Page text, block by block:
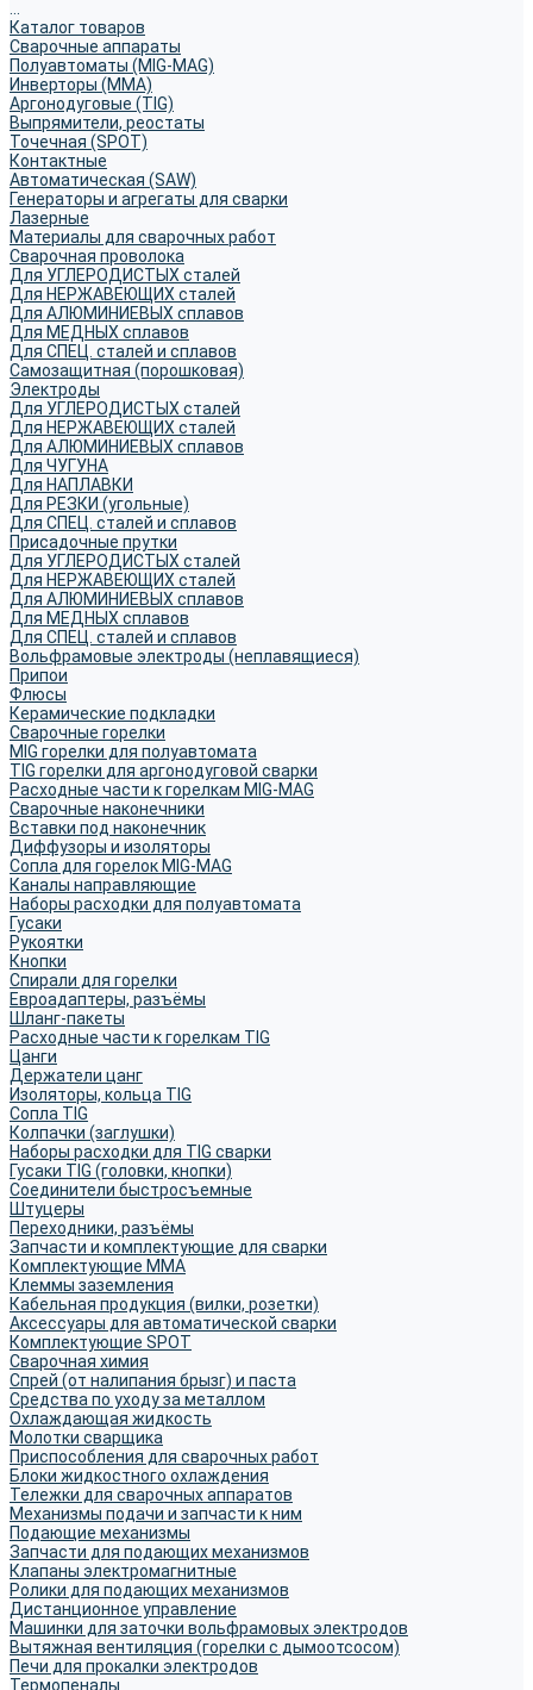
Каталог товаров
Сварочные аппараты
Полуавтоматы (MIG-MAG)
Инверторы (MMA)
Аргонодуговые (TIG)
Выпрямители, реостаты
Точечная (SPOT)
Контактные
Автоматическая (SAW)
Генераторы и агрегаты для сварки
Лазерные
Материалы для сварочных работ
Сварочная проволока
Для УГЛЕРОДИСТЫХ сталей
Для НЕРЖАВЕЮЩИХ сталей
Для АЛЮМИНИЕВЫХ сплавов
Для МЕДНЫХ сплавов
Для СПЕЦ. сталей и сплавов
Самозащитная (порошковая)
Электроды
Для УГЛЕРОДИСТЫХ сталей
Для НЕРЖАВЕЮЩИХ сталей
Для АЛЮМИНИЕВЫХ сплавов
Для ЧУГУНА
Для НАПЛАВКИ
Для РЕЗКИ (угольные)
Для СПЕЦ. сталей и сплавов
Присадочные прутки
Для УГЛЕРОДИСТЫХ сталей
Для НЕРЖАВЕЮЩИХ сталей
Для АЛЮМИНИЕВЫХ сплавов
Для МЕДНЫХ сплавов
Для СПЕЦ. сталей и сплавов
Вольфрамовые электроды (неплавящиеся)
Припои
Флюсы
Керамические подкладки
Сварочные горелки
MIG горелки для полуавтомата
TIG горелки для аргонодуговой сварки
Расходные части к горелкам MIG-MAG
Сварочные наконечники
Вставки под наконечник
Диффузоры и изоляторы
Сопла для горелок MIG-MAG
Каналы направляющие
Наборы расходки для полуавтомата
Гусаки
Рукоятки
Кнопки
Спирали для горелки
Евроадаптеры, разъёмы
Шланг-пакеты
Расходные части к горелкам TIG
Цанги
Держатели цанг
Изоляторы, кольца TIG
Сопла TIG
Колпачки (заглушки)
Наборы расходки для TIG сварки
Гусаки TIG (головки, кнопки)
Соединители быстросъемные
Штуцеры
Переходники, разъёмы
Запчасти и комплектующие для сварки
Комплектующие ММА
Клеммы заземления
Кабельная продукция (вилки, розетки)
Аксессуары для автоматической сварки
Комплектующие SPOT
Сварочная химия
Спрей (от налипания брызг) и паста
Средства по уходу за металлом
Охлаждающая жидкость
Молотки сварщика
Приспособления для сварочных работ
Блоки жидкостного охлаждения
Тележки для сварочных аппаратов
Механизмы подачи и запчасти к ним
Подающие механизмы
Запчасти для подающих механизмов
Клапаны электромагнитные
Ролики для подающих механизмов
Дистанционное управление
Машинки для заточки вольфрамовых электродов
Вытяжная вентиляция (горелки с дымоотсосом)
Печи для прокалки электродов
Термопеналы